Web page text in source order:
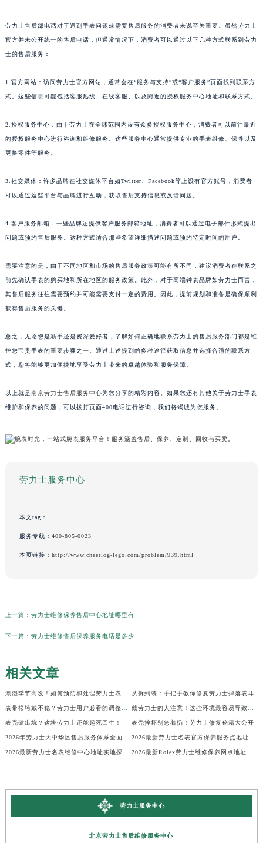
劳力士售后部电话对于遇到手表问题或需要售后服务的消费者来说至关重要。虽然劳力士
官方并未公开统一的售后电话，但通常情况下，消费者可以通过以下几种方式联系到劳力
士的售后服务：
1.官方网站：访问劳力士官方网站，通常会在“服务与支持”或“客户服务”页面找到联系方
式。这些信息可能包括客服热线、在线客服、以及附近的授权服务中心地址和联系方式。
2.授权服务中心：由于劳力士在全球范围内设有众多授权服务中心，消费者可以前往最近
的授权服务中心进行咨询和维修服务。这些服务中心通常提供专业的手表维修、保养以及
更换零件等服务。
3.社交媒体：许多品牌在社交媒体平台如Twitter、Facebook等上设有官方账号，消费者
可以通过这些平台与品牌进行互动，获取售后支持信息或反馈问题。
4.客户服务邮箱：一些品牌还提供客户服务邮箱地址，消费者可以通过电子邮件形式提出
问题或预约售后服务。这种方式适合那些希望详细描述问题或预约特定时间的用户。
需要注意的是，由于不同地区和市场的售后服务政策可能有所不同，建议消费者在联系之
前先确认手表的购买地和所在地区的服务政策。此外，对于高端钟表品牌如劳力士而言，
其售后服务往往需要预约并可能需要支付一定的费用。因此，提前规划和准备是确保顺利
获得售后服务的关键。
总之，无论您是新手还是资深爱好者，了解如何正确地联系劳力士的售后服务部门都是维
护您宝贵手表的重要步骤之一。通过上述提到的多种途径获取信息并选择合适的联系方
式，您将能够更加便捷地享受劳力士带来的卓越体验和服务保障。
以上就是南京劳力士售后服务中心为您分享的精彩内容。如果您还有其他关于劳力士手表
维护和保养的问题，可以拨打页面400电话进行咨询，我们将竭诚为您服务。
劳力士服务中心
本文tag：
服务专线： 400-805-0023
本页链接： http://www.cheerlog-lego.com/problem/939.html
上一篇： 劳力士维修保养售后中心地址哪里有
下一篇： 劳力士维修售后保养服务电话是多少
相关文章
潮湿季节高发！如何预防和处理劳力士表盘生锈？ 从拆到装：手把手教你修复劳力士掉落表耳
表带松垮戴不稳？劳力士用户必看的调整秘籍！ 戴劳力士的人注意！这些环境最容易导致生锈
表壳磕出坑？这块劳力士还能起死回生！ 表壳摔坏别急着扔！劳力士修复秘籍大公开
2026年劳力士大中华区售后服务体系全面升级公告（最新电话及地址） 2026最新劳力士名表官方保养服务点地址实地探访报告
2026最新劳力士名表维修中心地址实地探访报告 2026最新Rolex劳力士维修保养网点地址考察报告
劳力士服务中心
北京劳力士售后维修服务中心